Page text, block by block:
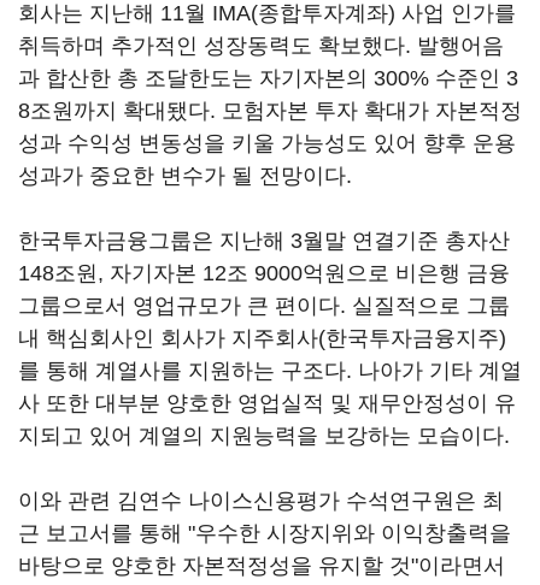
회사는 지난해 11월 IMA(종합투자계좌) 사업 인가를
취득하며 추가적인 성장동력도 확보했다. 발행어음
과 합산한 총 조달한도는 자기자본의 300% 수준인 3
8조원까지 확대됐다. 모험자본 투자 확대가 자본적정
성과 수익성 변동성을 키울 가능성도 있어 향후 운용
성과가 중요한 변수가 될 전망이다.
한국투자금융그룹은 지난해 3월말 연결기준 총자산
148조원, 자기자본 12조 9000억원으로 비은행 금융
그룹으로서 영업규모가 큰 편이다. 실질적으로 그룹
내 핵심회사인 회사가 지주회사(한국투자금융지주)
를 통해 계열사를 지원하는 구조다. 나아가 기타 계열
사 또한 대부분 양호한 영업실적 및 재무안정성이 유
지되고 있어 계열의 지원능력을 보강하는 모습이다.
이와 관련 김연수 나이스신용평가 수석연구원은 최
근 보고서를 통해 "우수한 시장지위와 이익창출력을
바탕으로 양호한 자본적정성을 유지할 것"이라면서